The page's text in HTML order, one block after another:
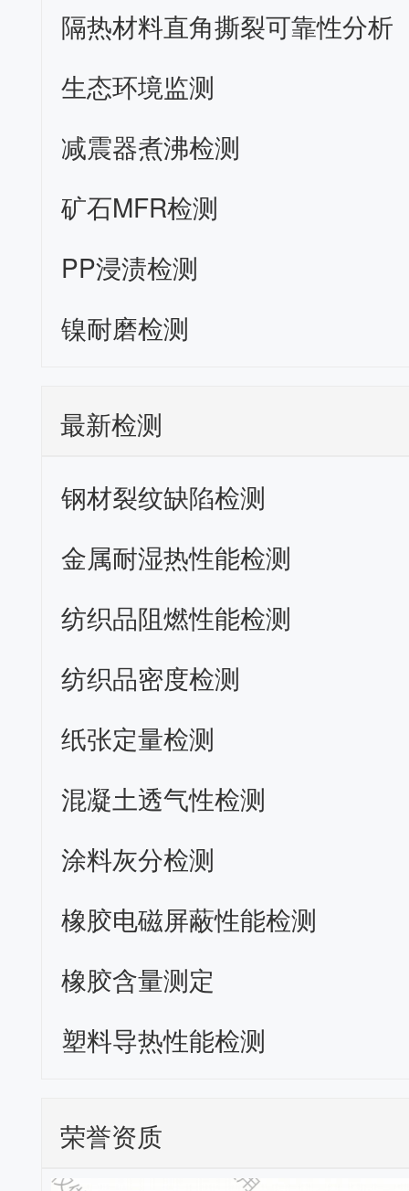
隔热材料直角撕裂可靠性分析
生态环境监测
减震器煮沸检测
矿石MFR检测
PP浸渍检测
镍耐磨检测
最新检测
钢材裂纹缺陷检测
金属耐湿热性能检测
纺织品阻燃性能检测
纺织品密度检测
纸张定量检测
混凝土透气性检测
涂料灰分检测
橡胶电磁屏蔽性能检测
橡胶含量测定
塑料导热性能检测
荣誉资质